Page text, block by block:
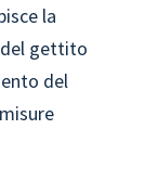
la
del gettito
del